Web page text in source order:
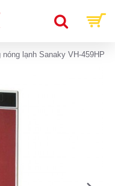
lạnh Sanaky VH-459HP